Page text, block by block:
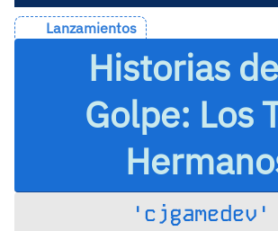
Lanzamientos
Historias
Golpe: Los
'cjgamedev'